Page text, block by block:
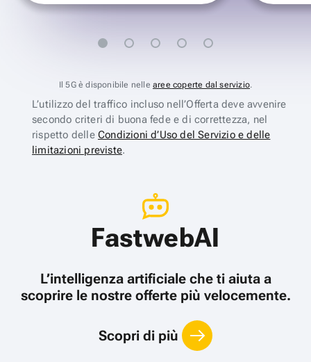
Il 5G è disponibile nelle aree coperte dal servizio.
L’utilizzo del traffico incluso nell’Offerta deve avvenire
secondo criteri di buona fede e di correttezza, nel
rispetto delle Condizioni d’Uso del Servizio e delle
limitazioni previste.
FastwebAI
L’intelligenza artificiale che ti aiuta a
scoprire le nostre offerte più velocemente.
Scopri di più